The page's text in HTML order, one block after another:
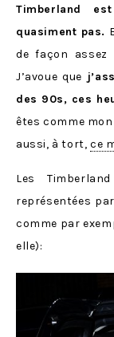
Timberland
quasiment pas.
de façon
J’avoue que
des 90s, ces
êtes comme
aussi, à tort, ce
Les
représentées
comme par
elle):